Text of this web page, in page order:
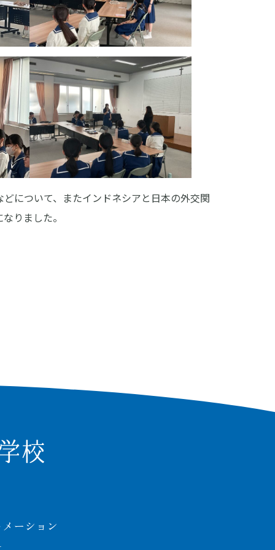
について、またインドネシアと日本の外交関
りました。
ーション
ォメーション
報(英国社)
評価
証明書の発行について（卒業生）
会（同窓会）
い合わせ
セス
いじめ防止基本方針